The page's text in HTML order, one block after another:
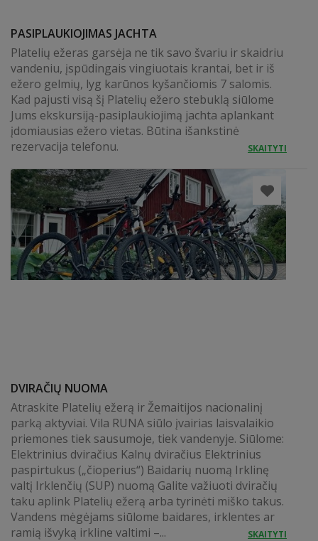
PASIPLAUKIOJIMAS JACHTA
Platelių ežeras garsėja ne tik savo švariu ir skaidriu
vandeniu, įspūdingais vingiuotais krantai, bet ir iš
ežero gelmių, lyg karūnos kyšančiomis 7 salomis.
Kad pajusti visą šį Platelių ežero stebuklą siūlome
Jums ekskursiją-pasiplaukiojimą jachta aplankant
įdomiausias ežero vietas. Būtina išankstinė
rezervacija telefonu.
SKAITYTI
DVIRAČIŲ NUOMA
Atraskite Platelių ežerą ir Žemaitijos nacionalinį
parką aktyviai. Vila RUNA siūlo įvairias laisvalaikio
priemones tiek sausumoje, tiek vandenyje. Siūlome:
Elektrinius dviračius Kalnų dviračius Elektrinius
paspirtukus („čioperius“) Baidarių nuomą Irklinę
valtį Irklenčių (SUP) nuomą Galite važiuoti dviračių
taku aplink Platelių ežerą arba tyrinėti miško takus.
Vandens mėgėjams siūlome baidares, irklentes ar
ramią išvyką irkline valtimi –...
SKAITYTI